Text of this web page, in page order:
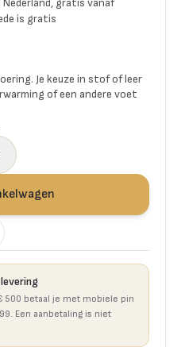
gratis vanaf
is gratis
Je keuze in stof of leer
of een andere voet
500 betaal je met mobiele pin
Een aanbetaling is niet